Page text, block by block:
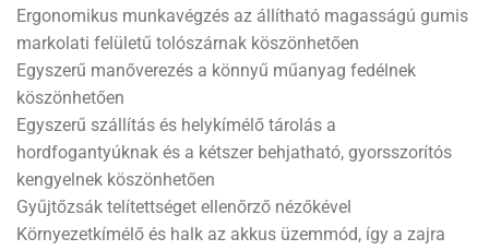
Ergonomikus munkavégzés az állítható magasságú gumis
markolati felületű tolószárnak köszönhetően
Egyszerű manőverezés a könnyű műanyag fedélnek
köszönhetően
Egyszerű szállítás és helykímélő tárolás a
hordfogantyúknak és a kétszer behjatható, gyorsszorítós
kengyelnek köszönhetően
Gyűjtőzsák telítettséget ellenőrző nézőkével
Környezetkímélő és halk az akkus üzemmód, így a zajra